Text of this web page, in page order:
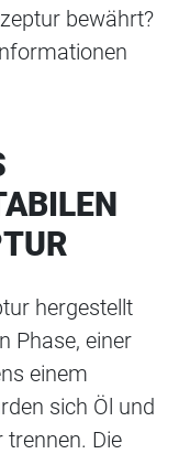
bewährt?
hergestellt
Phase, einer
einem
sich Öl und
Die